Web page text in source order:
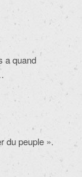
a quand
du peuple ».